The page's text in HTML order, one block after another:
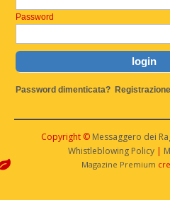
Password
Password dimenticata? Registrazione
Copyright © Messaggero dei
Whistleblowing Policy|
Magazine Premium